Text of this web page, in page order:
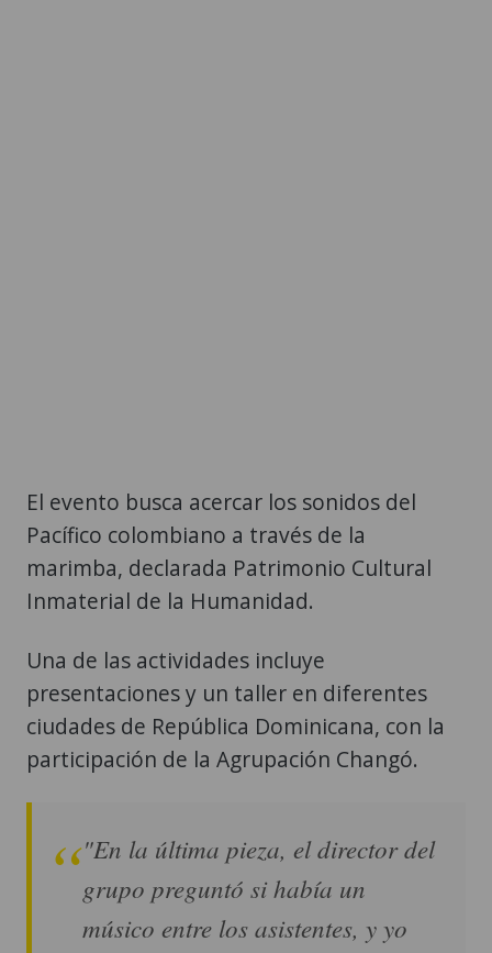
El evento busca acercar los sonidos del
Pacífico colombiano a través de la
marimba, declarada Patrimonio Cultural
Inmaterial de la Humanidad.
Una de las actividades incluye
presentaciones y un taller en diferentes
ciudades de República Dominicana, con la
participación de la Agrupación Changó.
"En la última pieza, el director del
grupo preguntó si había un
músico entre los asistentes, y yo